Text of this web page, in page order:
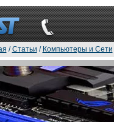
/Статьи / Компьютеры и Сети